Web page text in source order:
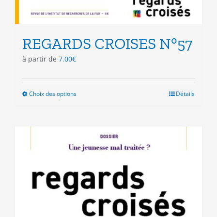
REGARDS CROISES N°57
à partir de 7.00€
Choix des optionsCe
variations.
Les
être
choisies
sur
Détails